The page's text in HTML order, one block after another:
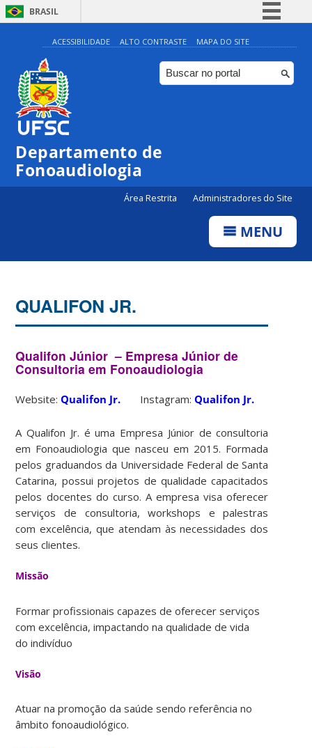
BRASIL
Simplifique!
Comunica BR
Participe
ACESSIBILIDADE ALTO CONTRASTE MAPA DO SITE
Departamento de
Fonoaudiologia
Área Restrita Administradores do Site
MENU
QUALIFON JR.
Qualifon Júnior – Empresa Júnior de
Consultoria em Fonoaudiologia
Website:Qualifon Jr. Instagram:Qualifon Jr.
A Qualifon Jr. é uma Empresa Júnior de consultoria
em Fonoaudiologia que nasceu em 2015. Formada
pelos graduandos da Universidade Federal de Santa
Catarina, possui projetos de qualidade capacitados
pelos docentes do curso. A empresa visa oferecer
serviços de consultoria, workshops e palestras
com excelência, que atendam às necessidades dos
seus clientes.
Missão
Formar profissionais capazes de oferecer serviços
com excelência, impactando na qualidade de vida
do indivíduo
Visão
Atuar na promoção da saúde sendo referência no
âmbito fonoaudiológico.